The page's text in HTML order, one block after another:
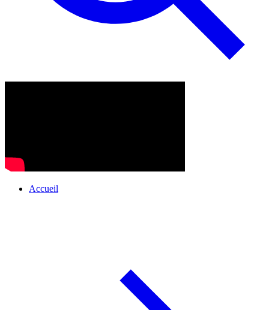
Accueil